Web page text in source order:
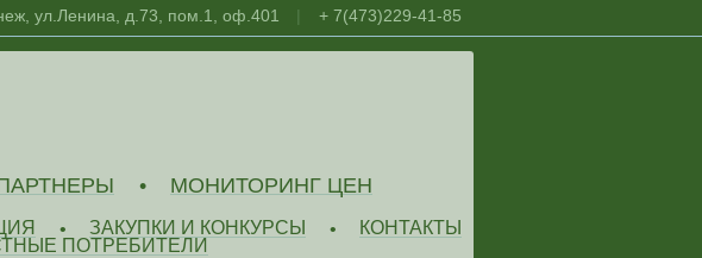
ул.Ленина, д.73, пом.1, оф.401 | + 7(473)229-41-85
• МОНИТОРИНГ ЦЕН
• ЗАКУПКИ И КОНКУРСЫ •
КОНТАКТЫ
ПОТРЕБИТЕЛИ